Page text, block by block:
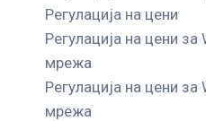
Регулација на цени
Регулација на цени
мрежа
Регулација на цени
мрежа